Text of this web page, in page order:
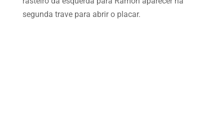
segunda trave para abrir o placar.